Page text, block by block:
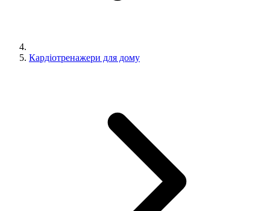
Кардіотренажери для дому